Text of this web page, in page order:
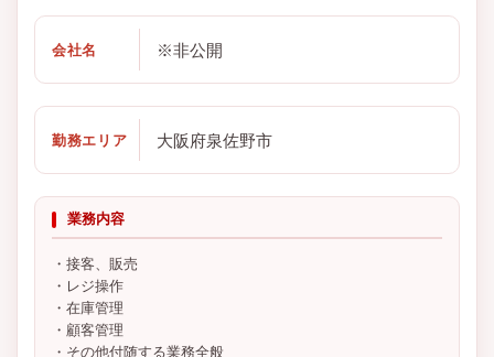
会社名 ※非公開
勤務エリア 大阪府泉佐野市
業務内容
・接客、販売
・レジ操作
・在庫管理
・顧客管理
・その他付随する業務全般